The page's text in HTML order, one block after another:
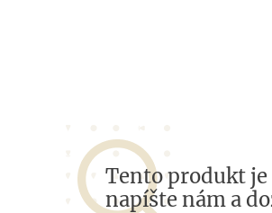
Tento produkt
napíšte nám a